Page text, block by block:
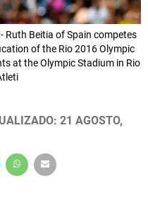
Ruth Beitia of Spain competes
of the Rio 2016 Olympic
at the Olympic Stadium in Rio
21 AGOSTO,